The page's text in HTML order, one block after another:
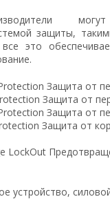
могут
защиты,
это
Защита от
Защита от
Защита от
Защита от
LockOut
устройство,